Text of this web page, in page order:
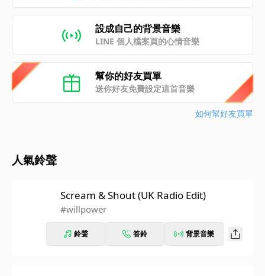
設成自己的背景音樂
LINE 個人檔案頁的心情音樂
幫你的好友買單
送你好友免費設定這首音樂
如何幫好友買單
人氣鈴聲
Scream & Shout (UK Radio Edit)
#willpower
鈴聲 答鈴 背景音樂